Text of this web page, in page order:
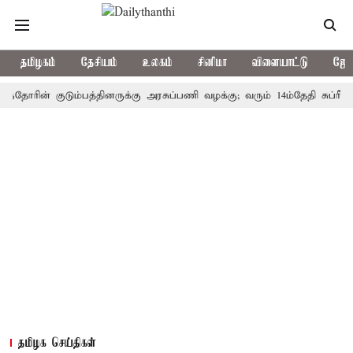
தமிழகம் தேசியம் உலகம் சினிமா விளையாட்டு
குடும்பத்தினருக்கு அரசுப்பணி வழக்கு; வரும் 14ம்தேதி
தமிழக செய்திகள்